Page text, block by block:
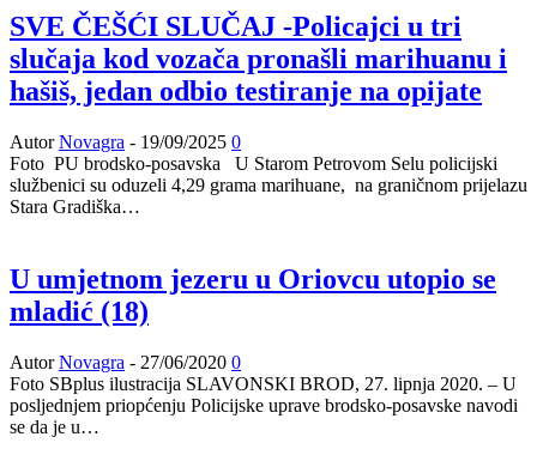
SVE ČEŠĆI SLUČAJ -Policajci u tri
slučaja kod vozača pronašli marihuanu i
hašiš, jedan odbio testiranje na opijate
Autor Novagra - 19/09/2025 0
Foto PU brodsko-posavska U Starom Petrovom Selu policijski
službenici su oduzeli 4,29 grama marihuane, na graničnom prijelazu
Stara Gradiška…
U umjetnom jezeru u Oriovcu utopio se
mladić (18)
Autor Novagra - 27/06/2020 0
Foto SBplus ilustracija SLAVONSKI BROD, 27. lipnja 2020. – U
posljednjem priopćenju Policijske uprave brodsko-posavske navodi
se da je u…